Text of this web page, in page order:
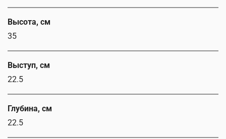
Высота, см
35
Выступ, см
22.5
Глубина, см
22.5